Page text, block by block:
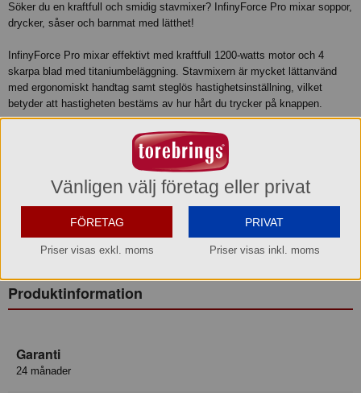
Söker du en kraftfull och smidig stavmixer? InfinyForce Pro mixar soppor,
drycker, såser och barnmat med lätthet!
InfinyForce Pro mixar effektivt med kraftfull 1200-watts motor och 4
skarpa blad med titaniumbeläggning. Stavmixern är mycket lättanvänd
med ergonomiskt handtag samt steglös hastighetsinställning, vilket
betyder att hastigheten bestäms av hur hårt du trycker på knappen.
InfinyForce Pro kommer med flera smarta tillbehör som förenklar
matlagningen: Minihackare, majonnäsvisp, visp och två behållare.
Stavmixerns bladfäste samt visparna tål diskmaskin.
- Kraftfull stavmixer med 1200-watts motor
- 4 skarpa blad med titaniumbeläggning
- Lättanvänd med steglös hastighetsinställning och ergonomiskt handtag
Produktinformation
Garanti
24 månader
Vänligen välj företag eller privat
FÖRETAG
Priser visas exkl. moms
PRIVAT
Priser visas inkl. moms